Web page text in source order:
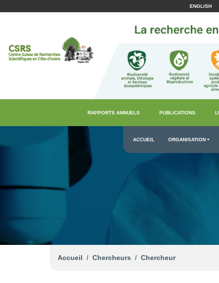
ENGLISH
RAPPORTS ANNUELS PUBLICATIONS
ACCUEIL ORGANISATION
Accueil Chercheurs Chercheur